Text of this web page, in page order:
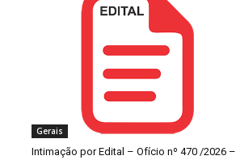
Gerais
Intimação por Edital – Ofício nº 470 /2026 –